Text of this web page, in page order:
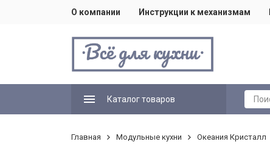
О компании Инструкции к механизмам
Каталог товаров
Главная Модульные кухни Океания Кристалл